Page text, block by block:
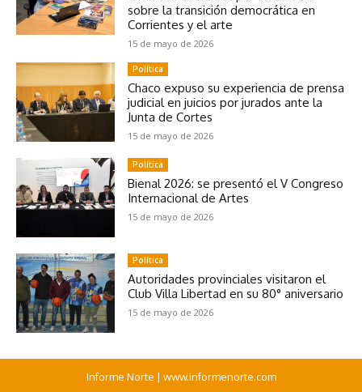
sobre la transición democrática en
Corrientes y el arte
15 de mayo de 2026
Política
Chaco expuso su experiencia de prensa
judicial en juicios por jurados ante la
Junta de Cortes
15 de mayo de 2026
Política
Bienal 2026: se presentó el V Congreso
Internacional de Artes
15 de mayo de 2026
Política
Autoridades provinciales visitaron el
Club Villa Libertad en su 80° aniversario
15 de mayo de 2026
Informe Norte | www.informenorte.com